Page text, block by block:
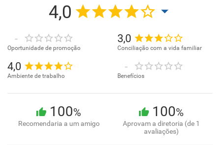
4,0
-
Oportunidade de promoção
3,0
Conciliação com a vida familiar
4,0
Ambiente de trabalho
-
Benefícios
100%
Recomendaria a um amigo
100%
Aprovam a diretoria (de 1
avaliações)